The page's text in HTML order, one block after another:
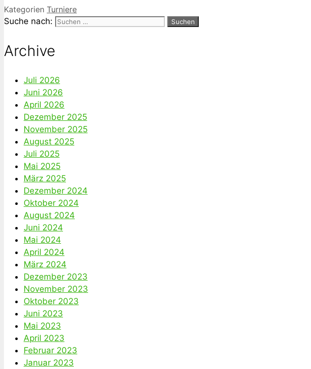
Kategorien Turniere
Suche nach:
Archive
Juli 2026
Juni 2026
April 2026
Dezember 2025
November 2025
August 2025
Juli 2025
Mai 2025
März 2025
Dezember 2024
Oktober 2024
August 2024
Juni 2024
Mai 2024
April 2024
März 2024
Dezember 2023
November 2023
Oktober 2023
Juni 2023
Mai 2023
April 2023
Februar 2023
Januar 2023